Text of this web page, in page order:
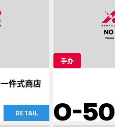
一件式商店
DETAIL
手办
O-50